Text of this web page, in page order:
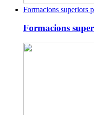
Formacions superiors
Formacions